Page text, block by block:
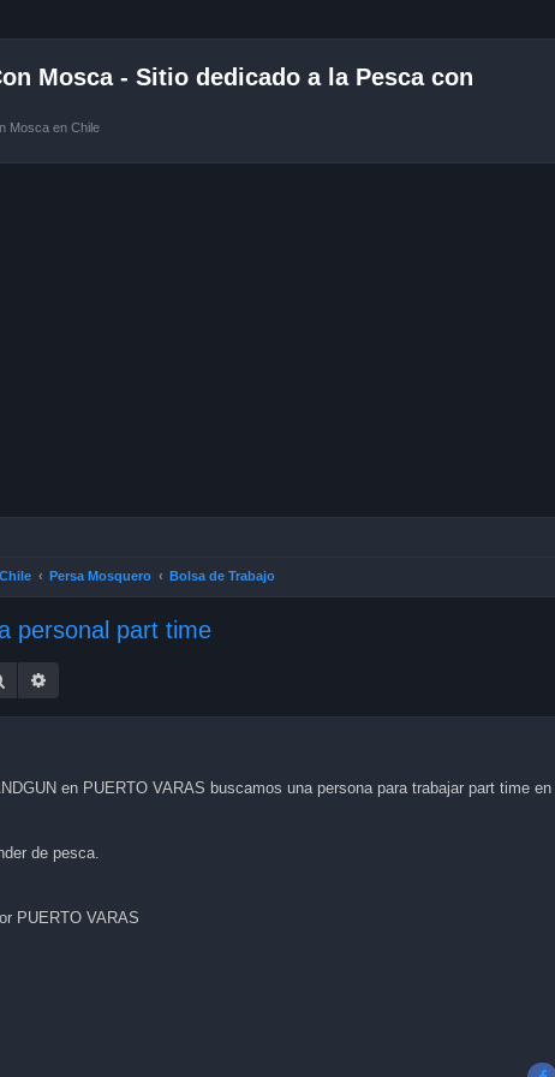
Mosca - Sitio dedicado a la Pesca con
Mosca en Chile
Persa Mosquero Bolsa de Trabajo
personal part time
Search
en PUERTO VARAS buscamos una persona para trabajar part time
de pesca.
PUERTO VARAS